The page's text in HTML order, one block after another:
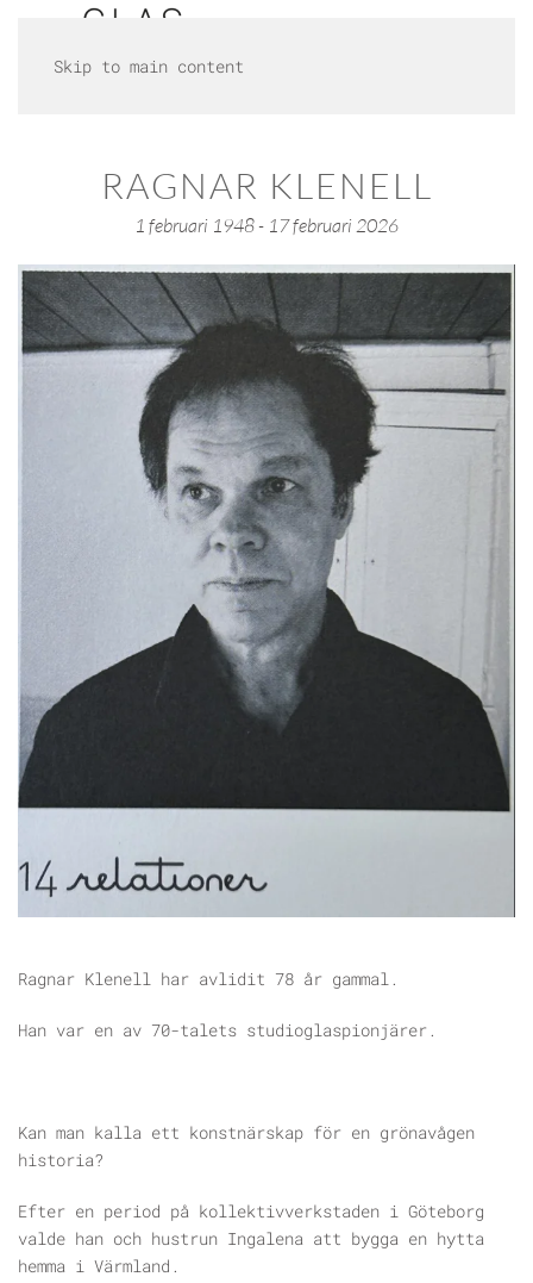
Skip to main content
RAGNAR KLENELL
1 februari 1948 - 17 februari 2026
Ragnar Klenell har avlidit 78 år gammal.
Han var en av 70-talets studioglaspionjärer.
Kan man kalla ett konstnärskap för en grönavågen
historia?
Efter en period på kollektivverkstaden i Göteborg
valde han och hustrun Ingalena att bygga en hytta
hemma i Värmland.